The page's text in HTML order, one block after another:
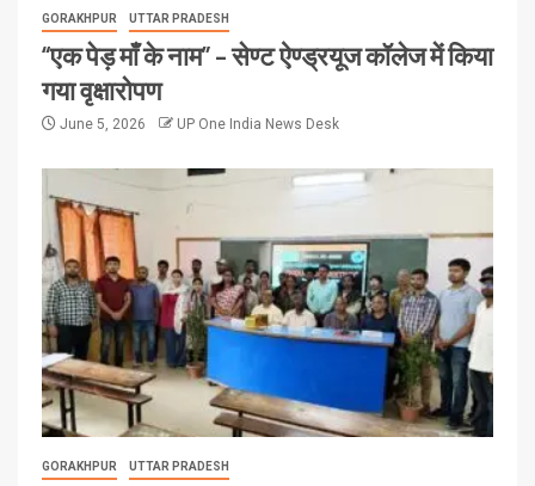
GORAKHPUR UTTAR PRADESH
“एक पेड़ माँ के नाम” – सेण्ट ऐण्ड्रयूज कॉलेज में किया
गया वृक्षारोपण
June 5, 2026 UP One India News Desk
GORAKHPUR UTTAR PRADESH